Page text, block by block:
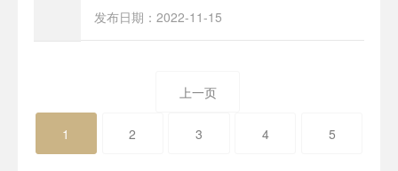
发布日期：2022-11-15
上一页
1 2 3 4 5